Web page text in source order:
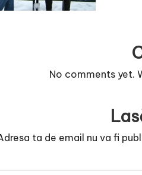
No comments yet.
ta de email nu va fi